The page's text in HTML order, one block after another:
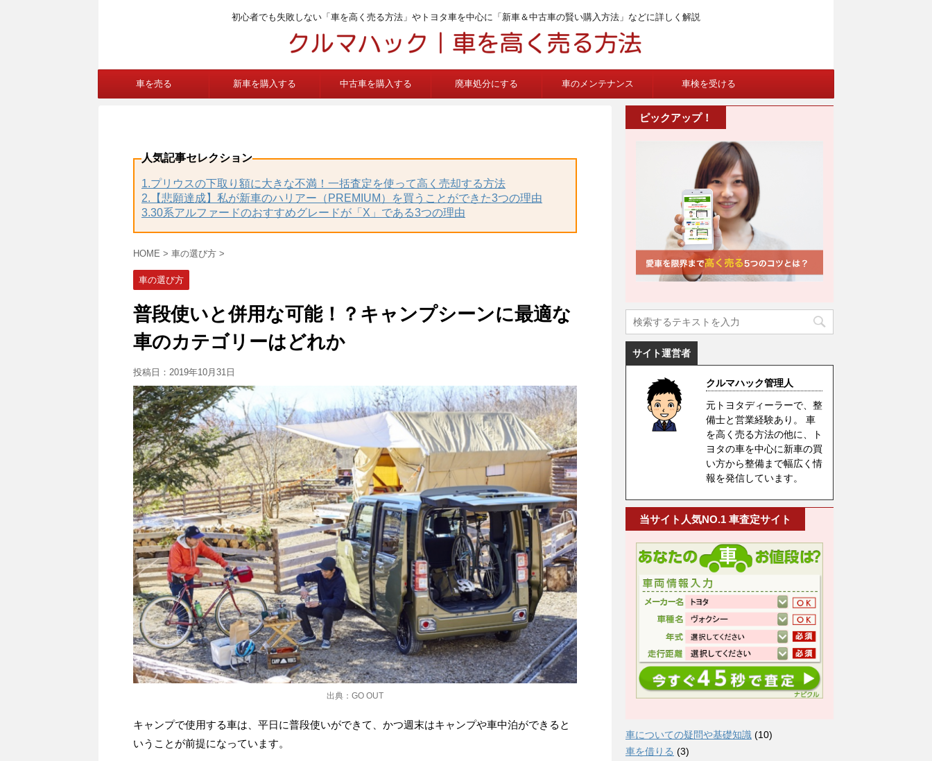
初心者でも失敗しない「車を高く売る方法」やトヨタ車を中心に「新車＆中古車の賢い購入方法」などに詳しく解説
車を売る 新車を購入する 中古車を購入する 廃車処分にする 車のメンテナンス 車検を受ける
人気記事セレクション
1.プリウスの下取り額に大きな不満！一括査定を使って高く売却する方法
2.【悲願達成】私が新車のハリアー（PREMIUM）を買うことができた3つの理由
3.30系アルファードのおすすめグレードが「X」である3つの理由
HOME > 車の選び方 >
車の選び方
普段使いと併用な可能！？キャンプシーンに最適な
車のカテゴリーはどれか
投稿日： 2019年10月31日
出典：GO OUT
キャンプで使用する車は、平日に普段使いができて、かつ週末はキャンプや車中泊ができると
いうことが前提になっています。
ピックアップ！
サイト運営者
クルマハック管理人
元トヨタディーラーで、整
備士と営業経験あり。 車
を高く売る方法の他に、ト
ヨタの車を中心に新車の買
い方から整備まで幅広く情
報を発信しています。
当サイト人気NO.1 車査定サイト
車についての疑問や基礎知識 (10)
車を借りる (3)